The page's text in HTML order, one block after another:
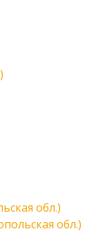
обл.)
обл.)